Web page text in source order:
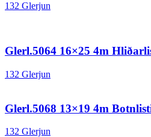
132 Glerjun
Glerl.5064 16×25 4m
132 Glerjun
Glerl.5068 13×19 4m
132 Glerjun